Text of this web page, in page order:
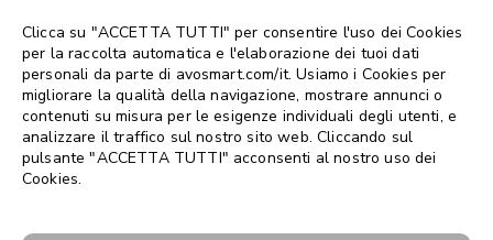
Clicca su "ACCETTA TUTTI" per consentire l'uso dei Cookies
per la raccolta automatica e l'elaborazione dei tuoi dati
personali da parte di avosmart.com/it. Usiamo i Cookies per
migliorare la qualità della navigazione, mostrare annunci o
contenuti su misura per le esigenze individuali degli utenti, e
analizzare il traffico sul nostro sito web. Cliccando sul
pulsante "ACCETTA TUTTI" acconsenti al nostro uso dei
Cookies.